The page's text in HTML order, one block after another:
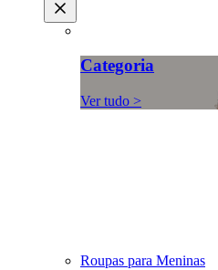
Categoria
Ver tudo >
Roupas para Meninas